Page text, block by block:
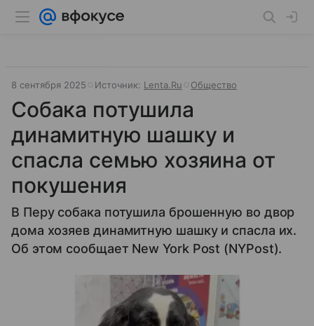
8 сентября 2025 Источник: Lenta.Ru Общество
Собака потушила
динамитную шашку и
спасла семью хозяина от
покушения
В Перу собака потушила брошенную во двор
дома хозяев динамитную шашку и спасла их.
Об этом сообщает New York Post (NYPost).